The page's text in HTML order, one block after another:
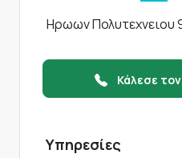
Ηρωων Πολυτεχνειου
Κάλεσε
Υπηρεσίες